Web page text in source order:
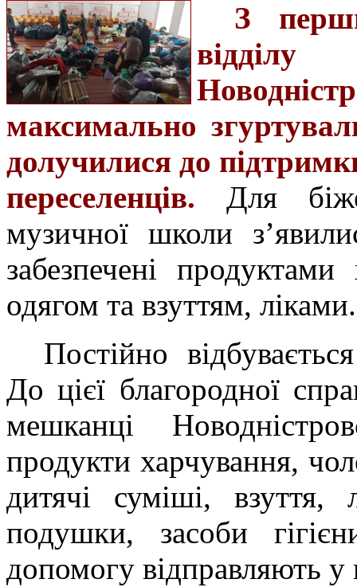
З
максимально
долучилися до
переселенців. Для
музичної школи
забезпечені продуктами
одягом та взуттям, ліками.
Постійно
До цієї благородної
мешканці
продукти харчування,
дитячі суміші,
подушки, засоби
допомогу відправляють у